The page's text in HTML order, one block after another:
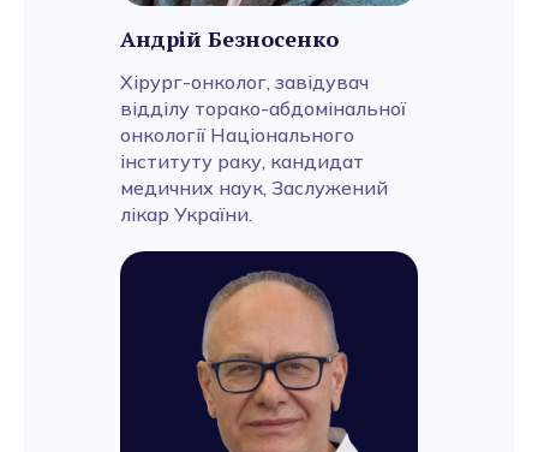
Андрій Безносенко
Хірург-онколог, завідувач
відділу торако-абдомінальної
онкології Національного
інституту раку, кандидат
медичних наук, Заслужений
лікар України.